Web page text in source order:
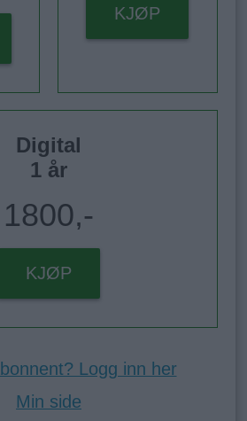
KJØP
Digital
1 år
1800,-
KJØP
Logg inn her
Min side